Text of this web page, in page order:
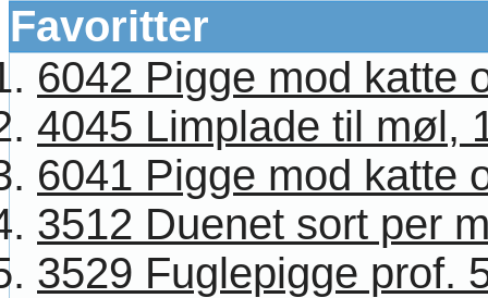
Favoritter
6042 Pigge mod katte
4045 Limplade til møl,
6041 Pigge mod katte
3512 Duenet sort per
3529 Fuglepigge prof.